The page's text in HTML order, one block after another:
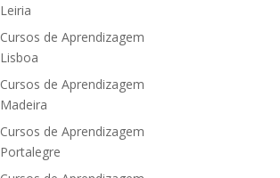
Leiria
Cursos de Aprendizagem
Lisboa
Cursos de Aprendizagem
Madeira
Cursos de Aprendizagem
Portalegre